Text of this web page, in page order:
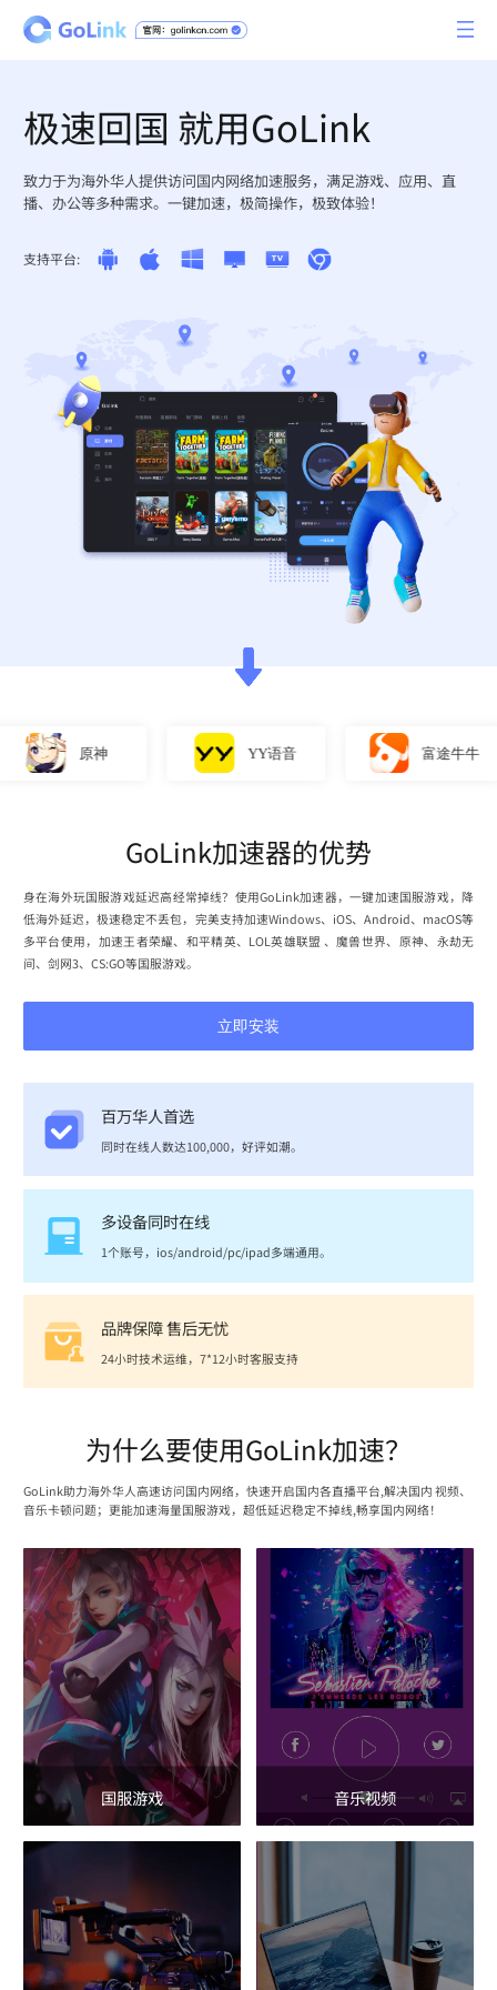
极速回国 就用GoLink
致力于为海外华人提供访问国内网络加速服务，满足游戏、应用、直
播、办公等多种需求。一键加速，极简操作，极致体验！
支持平台:
原神 YY语音 富途牛牛
GoLink加速器的优势
身在海外玩国服游戏延迟高经常掉线？使用GoLink加速器，一键加速国服游戏，降
低海外延迟，极速稳定不丢包，完美支持加速Windows、iOS、Android、macOS等
多平台使用，加速王者荣耀、和平精英、LOL英雄联盟 、魔兽世界、原神、永劫无
间、剑网3、CS:GO等国服游戏。
立即安装
百万华人首选
同时在线人数达100,000，好评如潮。
多设备同时在线
1个账号，ios/android/pc/ipad多端通用。
品牌保障 售后无忧
24小时技术运维，7*12小时客服支持
为什么要使用GoLink加速？
GoLink助力海外华人高速访问国内网络，快速开启国内各直播平台,解决国内 视频、
音乐卡顿问题；更能加速海量国服游戏，超低延迟稳定不掉线,畅享国内网络！
国服游戏 音乐视频